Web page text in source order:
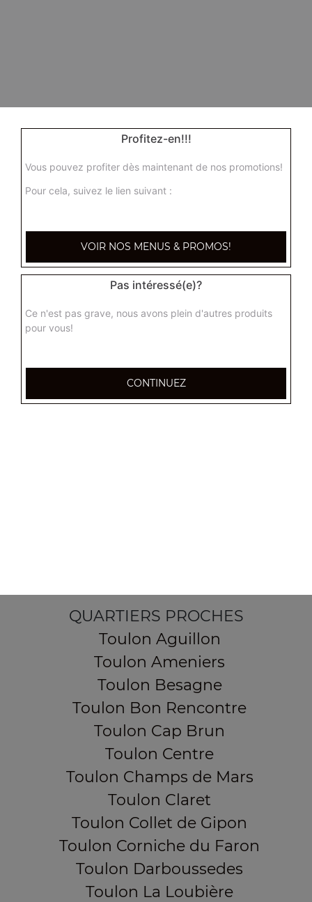
QUARTIERS PROCHES
Toulon Aguillon
Toulon Ameniers
Toulon Besagne
Toulon Bon Rencontre
Toulon Cap Brun
Toulon Centre
Toulon Champs de Mars
Toulon Claret
Toulon Collet de Gipon
Toulon Corniche du Faron
Toulon Darboussedes
Toulon La Loubière
Profitez-en!!!
Vous pouvez profiter dès maintenant de nos promotions!
Pour cela, suivez le lien suivant :
VOIR NOS MENUS & PROMOS!
Pas intéressé(e)?
Ce n'est pas grave, nous avons plein d'autres produits
pour vous!
CONTINUEZ